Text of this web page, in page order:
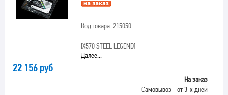
Код товара: 215050
[X570 STEEL LEGEND]
Далее...
22 156 руб
На заказ
Самовывоз - от 3-х дней